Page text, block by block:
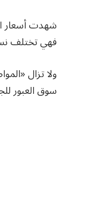
فهي تختلف
ولا تزال
سوق العبور